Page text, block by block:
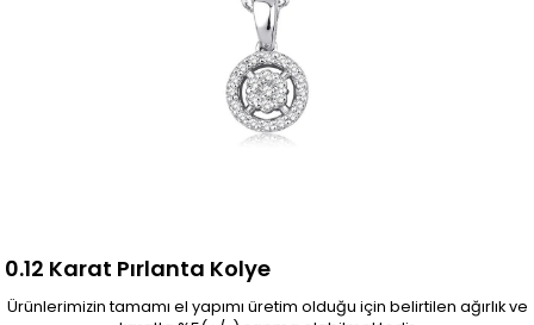
0.12 Karat Pırlanta Kolye
Ürünlerimizin tamamı el yapımı üretim olduğu için belirtilen ağırlık ve